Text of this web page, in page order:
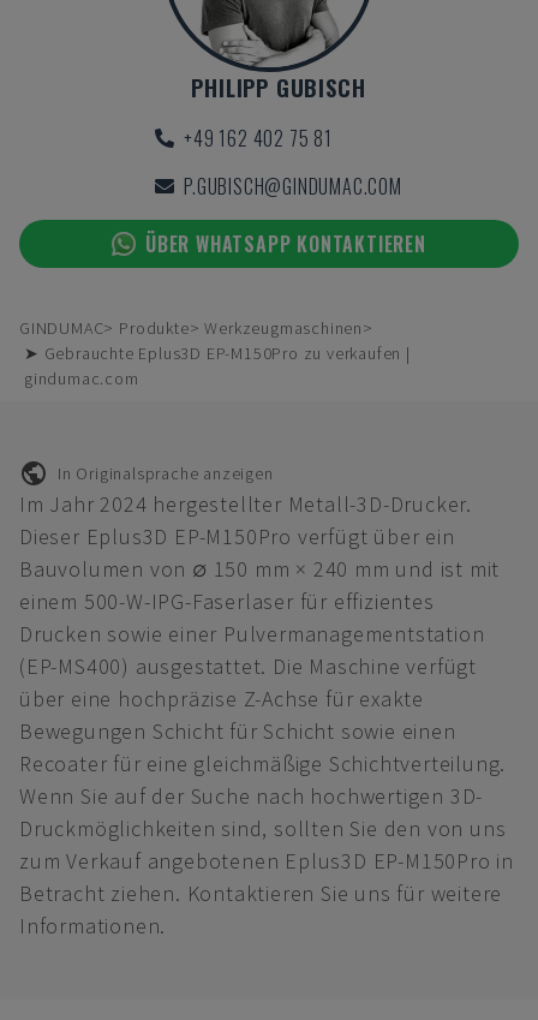
PHILIPP GUBISCH
+49 162 402 75 81
P.GUBISCH@GINDUMAC.COM
ÜBER WHATSAPP KONTAKTIEREN
GINDUMAC Produkte
Werkzeugmaschinen
➤ Gebrauchte Eplus3D EP-M150Pro zu verkaufen |
gindumac.com
In Originalsprache anzeigen
Im Jahr 2024 hergestellter Metall-3D-Drucker.
Dieser Eplus3D EP-M150Pro verfügt über ein
Bauvolumen von ∅ 150 mm × 240 mm und ist mit
einem 500-W-IPG-Faserlaser für effizientes
Drucken sowie einer Pulvermanagementstation
(EP-MS400) ausgestattet. Die Maschine verfügt
über eine hochpräzise Z-Achse für exakte
Bewegungen Schicht für Schicht sowie einen
Recoater für eine gleichmäßige Schichtverteilung.
Wenn Sie auf der Suche nach hochwertigen 3D-
Druckmöglichkeiten sind, sollten Sie den von uns
zum Verkauf angebotenen Eplus3D EP-M150Pro in
Betracht ziehen. Kontaktieren Sie uns für weitere
Informationen.